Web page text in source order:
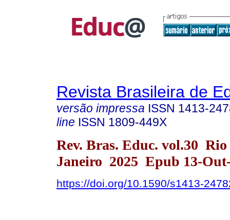
Revista Brasileira de
versão impressa ISSN 1413-
line ISSN 1809-449X
Rev. Bras. Educ. vol.30 Rio
Janeiro 2025 Epub 13-
https://doi.org/10.1590/s1413-